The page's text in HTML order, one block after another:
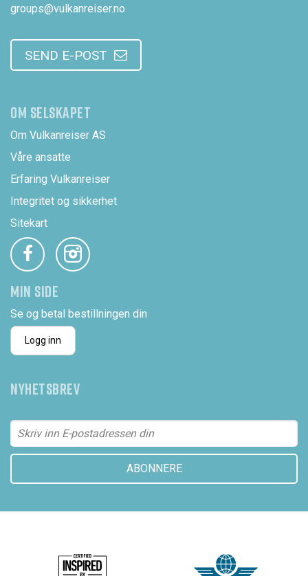
groups@vulkanreiser.no
SEND E-POST
OM SELSKAPET
Om Vulkanreiser AS
Våre ansatte
Erfaring Vulkanreiser
Integritet og sikkerhet
Sitekart
MIN SIDE
Se og betal bestillningen din
Logg inn
NYHETSBREV